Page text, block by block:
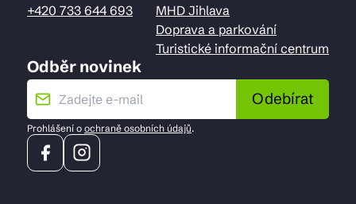
+420 733 644 693
MHD Jihlava
Doprava a parkování
Turistické informační centrum
Odběr novinek
Odebírat
Prohlášení o ochraně osobních údajů.